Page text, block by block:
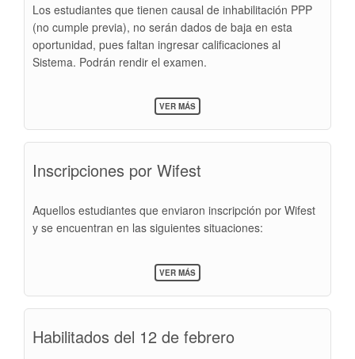
Los estudiantes que tienen causal de inhabilitación PPP
(no cumple previa), no serán dados de baja en esta
oportunidad, pues faltan ingresar calificaciones al
Sistema. Podrán rendir el examen.
VER MÁSSOBRE
INHABILITADOS
16
DE
2022
Inscripciones por Wifest
Aquellos estudiantes que enviaron inscripción por Wifest
y se encuentran en las siguientes situaciones:
VER MÁSSOBRE
INSCRIPCIONES
Habilitados del 12 de febrero